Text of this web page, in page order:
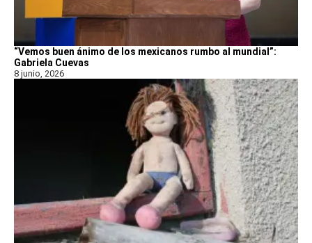
“Vemos buen ánimo de los mexicanos rumbo al mundial”:
Gabriela Cuevas
8 junio, 2026